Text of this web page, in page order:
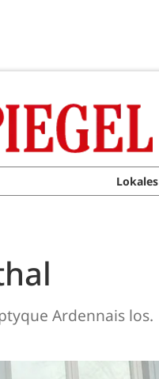
Lokales
Ardennais los.